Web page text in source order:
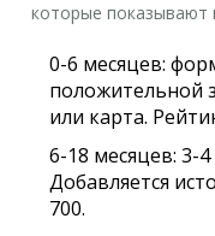
которые показывают
0-6 месяцев:
положительной
или карта.
6-18 месяцев: 3-
Добавляется
700.